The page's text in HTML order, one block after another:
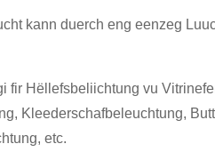
kann duerch eng eenzeg
fir Hëllefsbeliichtung vu
Kleederschafbeleuchtung,
etc.